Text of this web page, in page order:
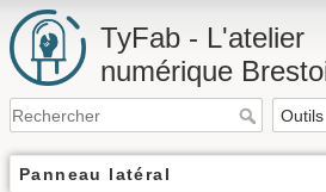
TyFab - L'atelier
numérique
Panneau latéral